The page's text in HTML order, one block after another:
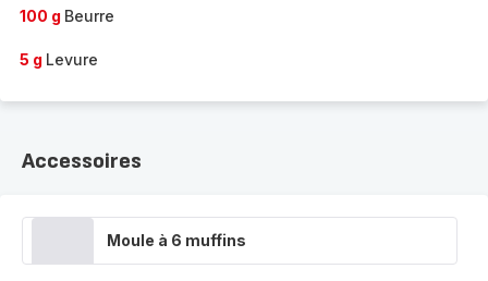
100 g Beurre
5 g Levure
Accessoires
Moule à 6 muffins